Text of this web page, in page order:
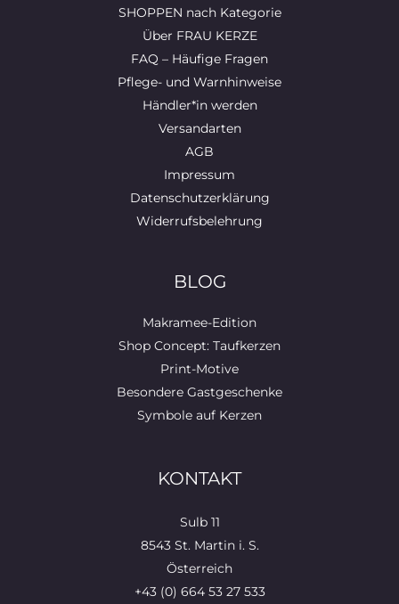
SHOPPEN nach Kategorie
Über FRAU KERZE
FAQ – Häufige Fragen
Pflege- und Warnhinweise
Händler*in werden
Versandarten
AGB
Impressum
Datenschutzerklärung
Widerrufsbelehrung
BLOG
Makramee-Edition
Shop Concept: Taufkerzen
Print-Motive
Besondere Gastgeschenke
Symbole auf Kerzen
KONTAKT
Sulb 11
8543 St. Martin i. S.
Österreich
+43 (0) 664 53 27 533